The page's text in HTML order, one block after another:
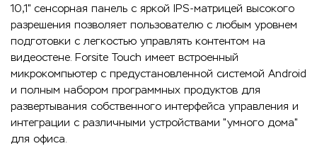
10,1" сенсорная панель с яркой IPS-матрицей высокого
разрешения позволяет пользователю с любым уровнем
подготовки с легкостью управлять контентом на
видеостене. Forsite Touch имеет встроенный
микрокомпьютер с предустановленной системой Android
и полным набором программных продуктов для
развертывания собственного интерфейса управления и
интеграции с различными устройствами "умного дома"
для офиса.